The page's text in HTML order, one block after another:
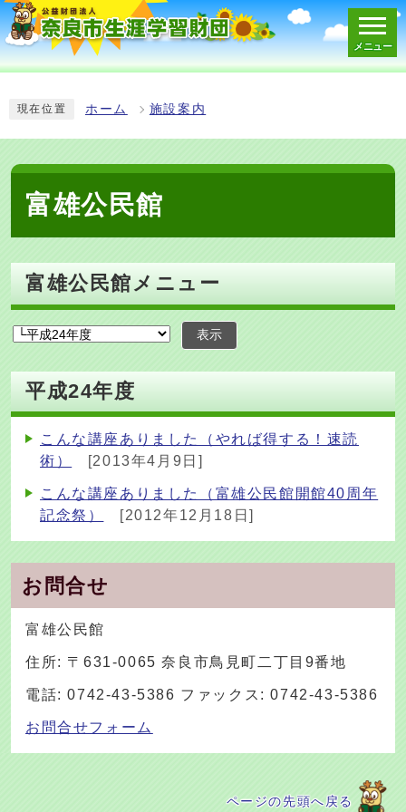
メニュー
現在位置 ホーム 施設案内
富雄公民館
富雄公民館メニュー
表示
平成24年度
こんな講座ありました（やれば得する！速読
術）
[2013年4月9日]
こんな講座ありました（富雄公民館開館40周年
記念祭）
[2012年12月18日]
お問合せ
富雄公民館
住所: 〒631-0065 奈良市鳥見町二丁目9番地
電話: 0742-43-5386 ファックス: 0742-43-5386
お問合せフォーム
ページの先頭へ戻る